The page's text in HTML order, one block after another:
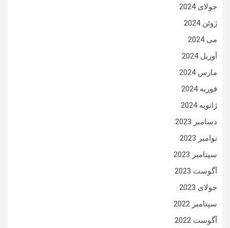
جولای 2024
ژوئن 2024
می 2024
آوریل 2024
مارس 2024
فوریه 2024
ژانویه 2024
دسامبر 2023
نوامبر 2023
سپتامبر 2023
آگوست 2023
جولای 2023
سپتامبر 2022
آگوست 2022